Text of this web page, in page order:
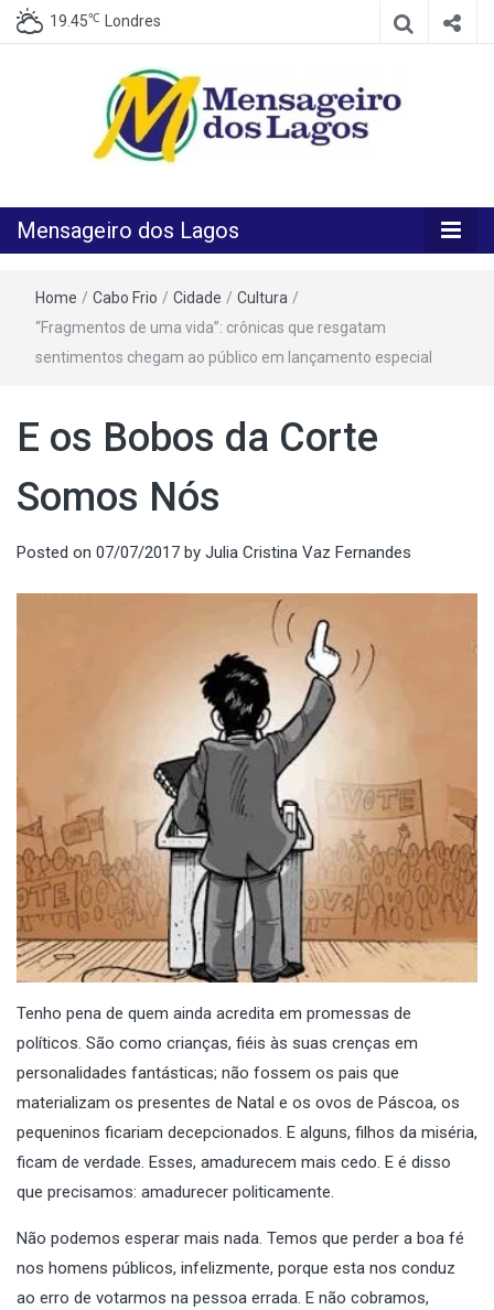
19.45℃ Londres
Mensageiro
dos Lagos
Mensageiro dos Lagos
Home / Cabo Frio / Cidade / Cultura /
“Fragmentos de uma vida”: crônicas que resgatam
sentimentos chegam ao público em lançamento especial
E os Bobos da Corte
Somos Nós
Posted on 07/07/2017 by Julia Cristina Vaz Fernandes
Tenho pena de quem ainda acredita em promessas de
políticos. São como crianças, fiéis às suas crenças em
personalidades fantásticas; não fossem os pais que
materializam os presentes de Natal e os ovos de Páscoa, os
pequeninos ficariam decepcionados. E alguns, filhos da miséria,
ficam de verdade. Esses, amadurecem mais cedo. E é disso
que precisamos: amadurecer politicamente.
Não podemos esperar mais nada. Temos que perder a boa fé
nos homens públicos, infelizmente, porque esta nos conduz
ao erro de votarmos na pessoa errada. E não cobramos,